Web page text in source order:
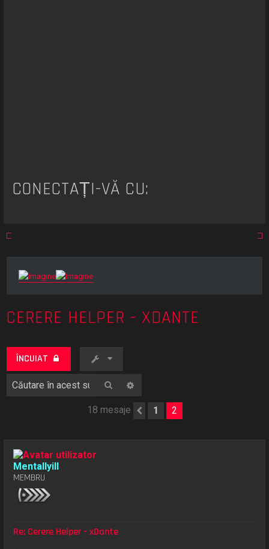
CONECTAȚI-VĂ CU:
CERERE HELPER - XDANTE
ÎNCUIAT
Căutare
18 mesaje Anterior
1 2
Mentallyill
MEMBRU
Re: Cerere Helper - xDante